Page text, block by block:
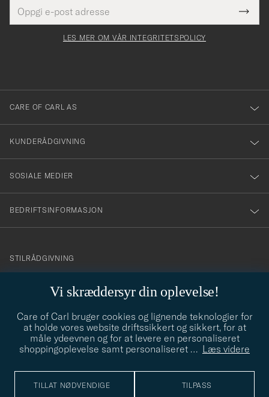
Vi skræddersyr din oplevelse!
Care of Carl bruger cookies og lignende teknologier for
at holde vores website driftssikkert og sikkert, for at
måle ydeevnen og for at levere en personaliseret
shoppingoplevelse samt personaliseret … Læs videre
TILLAT NØDVENDIGE TILPASS
postadresse
felt
Tack
för
dig
till
vårt
nyhetsbrev!
LES MER OM VÅR INTEGRITETSPOLICY
CARE OF CARL AS
KUNDERÅDGIVNING
SOSIALE MEDIER
BEDRIFTSINFORMASJON
info@careofcarl.no
STILRÅDGIVNING
STILRÅDGIVNING
© Care of Carl 2026